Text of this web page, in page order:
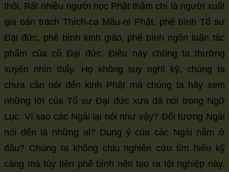
thôi. Rất nhiều người học Phật thậm chí là người xuất
gia oán trách Thích-ca Mâu-ni Phật, phê bình Tổ sư
Đại đức, phê bình kinh giáo, phê bình ngôn luận tác
phẩm của cổ Đại đức. Điều này chúng ta thường
xuyên nhìn thấy. Họ không suy nghĩ kỹ, chúng ta
chưa cần nói đến kinh Phật mà chúng ta hãy xem
những lời của Tổ sư Đại đức xưa đã nói trong Ngữ
Lục. Vì sao các Ngài lại nói như vậy? Đối tượng Ngài
nói đến là những ai? Dụng ý của các Ngài nằm ở
đâu? Chúng ta không chịu nghiên cứu tìm hiểu kỹ
càng mà tùy tiện phê bình nên tạo ra tội nghiệp này.